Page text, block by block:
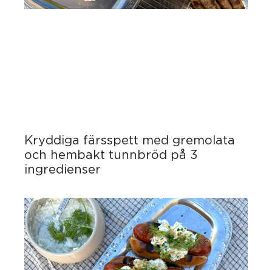
Kryddiga färsspett med gremolata
och hembakt tunnbröd på 3
ingredienser